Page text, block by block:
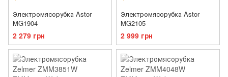
Электромясорубка Astor
MG1904
2 279 грн
Электромясорубка Astor
MG2105
2 999 грн